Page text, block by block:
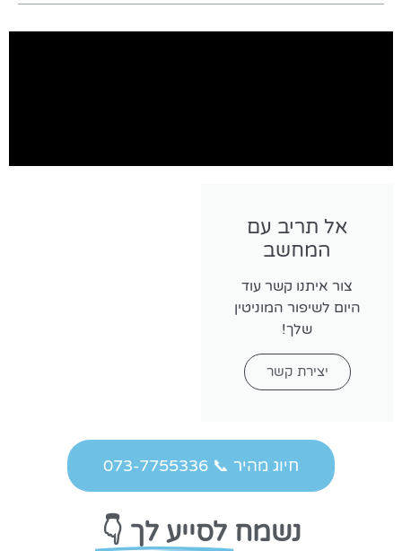
אל תריב עם
המחשב
צור איתנו קשר עוד
היום לשיפור המוניטין
שלך!
יצירת קשר
חיוג מהיר 📞 073-7755336
נשמחלסייע לך 👇